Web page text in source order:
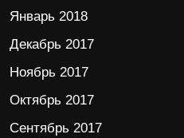
Январь 2018
Декабрь 2017
Ноябрь 2017
Октябрь 2017
Сентябрь 2017